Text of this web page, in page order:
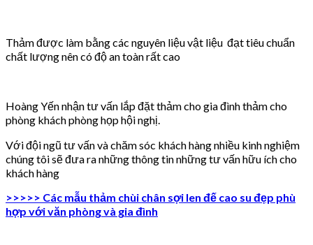
Thảm được làm bằng các nguyên liệu vật liệu đạt tiêu chuẩn
chất lượng nên có độ an toàn rất cao
Hoàng Yến nhận tư vấn lắp đặt thảm cho gia đình thảm cho
phòng khách phòng họp hội nghị.
Với đội ngũ tư vấn và chăm sóc khách hàng nhiều kinh nghiệm
chúng tôi sẽ đưa ra những thông tin những tư vấn hữu ích cho
khách hàng
>>>>> Các mẫu thảm chùi chân sợi len đế cao su đẹp phù
hợp với văn phòng và gia đình